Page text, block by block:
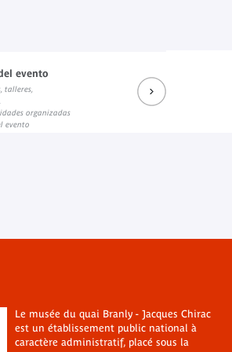
evento
talleres,
organizadas
evento
Le musée du quai Branly - Jacques Chirac
est un établissement public national à
caractère administratif, placé sous la